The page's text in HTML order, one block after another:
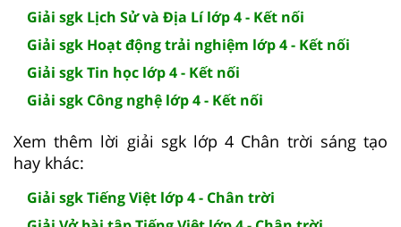
Giải sgk Lịch Sử và Địa Lí lớp 4 - Kết nối
Giải sgk Hoạt động trải nghiệm lớp 4 - Kết nối
Giải sgk Tin học lớp 4 - Kết nối
Giải sgk Công nghệ lớp 4 - Kết nối
Xem thêm lời giải sgk lớp 4 Chân trời sáng tạo
hay khác:
Giải sgk Tiếng Việt lớp 4 - Chân trời